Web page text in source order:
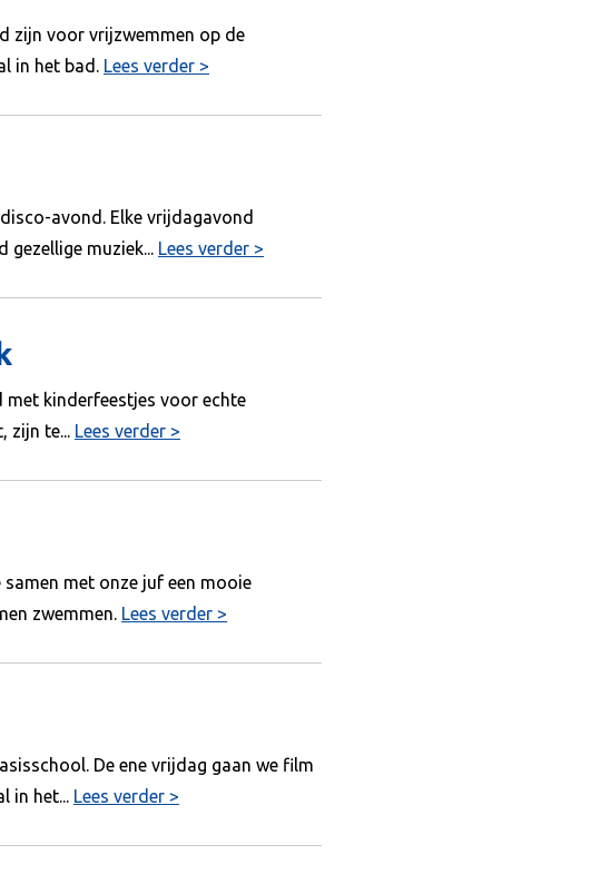
zijn voor vrijzwemmen op de
in het bad. Lees verder >
avond. Elke vrijdagavond
muziek... Lees verder >
met kinderfeestjes voor echte
zijn te... Lees verder >
samen met onze juf een mooie
zwemmen. Lees verder >
De ene vrijdag gaan we film
in het... Lees verder >